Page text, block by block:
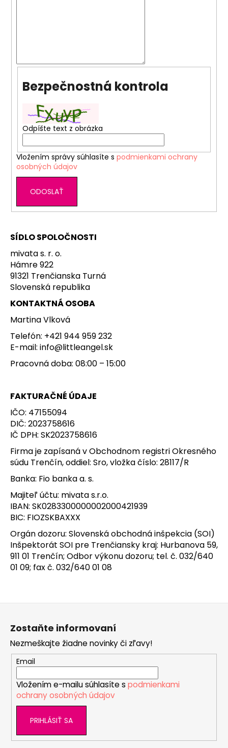
Bezpečnostná kontrola
Odpíšte text z obrázka
Vložením správy súhlasíte s podmienkami ochrany
osobných údajov
ODOSLAŤ
SÍDLO SPOLOČNOSTI
mivata s. r. o.
Hámre 922
91321 Trenčianska Turná
Slovenská republika
KONTAKTNÁ OSOBA
Martina Vlková
Telefón: +421 944 959 232
E-mail: info@littleangel.sk
Pracovná doba: 08:00 – 15:00
FAKTURAČNÉ ÚDAJE
IČO: 47155094
DIČ: 2023758616
IČ DPH: SK2023758616
Firma je zapísaná v Obchodnom registri Okresného
súdu Trenčín, oddiel: Sro, vložka číslo: 28117/R
Banka: Fio banka a. s.
Majiteľ účtu: mivata s.r.o.
IBAN: SK0283300000002000421939
BIC: FIOZSKBAXXX
Orgán dozoru: Slovenská obchodná inšpekcia (SOI)
Inšpektorát SOI pre Trenčiansky kraj: Hurbanova 59,
911 01 Trenčín; Odbor výkonu dozoru; tel. č. 032/640
01 09; fax č. 032/640 01 08
?
O
d
č
a
m
e
TRIČKO
PÁNSKE
TENKÉ
U
OUTLAST®
-
MODRÝ
Zostaňte informovaní
Nezmeškajte žiadne novinky či zľavy!
Email
Vložením e-mailu súhlasíte s podmienkami
ochrany osobných údajov
PRIHLÁSIŤ SA